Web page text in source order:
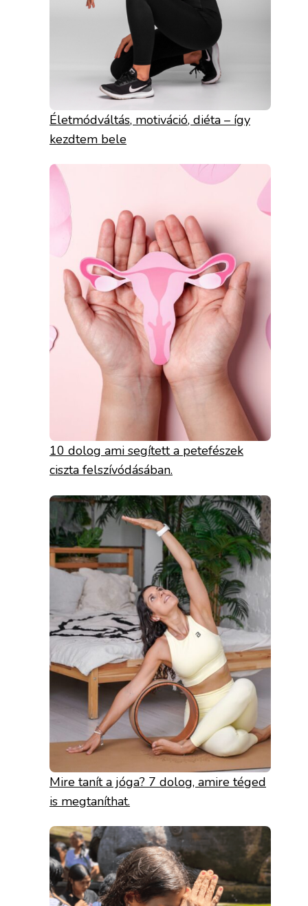
Életmódváltás, motiváció, diéta – így
kezdtem bele
10 dolog ami segített a petefészek
ciszta felszívódásában.
Mire tanít a jóga? 7 dolog, amire téged
is megtaníthat.